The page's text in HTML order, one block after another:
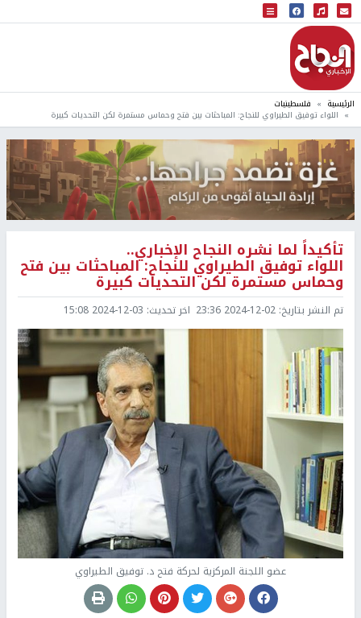
البث المباشر
إذاعة النجاح
الرئيسية فلسطينيات
اللواء توفيق الطيراوي للنجاح: المباحثات بين فتح وحماس مستمرة لكن التحديات كبيرة
تأكيداً لما نشره النجاح الإخباري..
اللواء توفيق الطيراوي للنجاح: المباحثات بين فتح
وحماس مستمرة لكن التحديات كبيرة
تم النشر بتاريخ: 2024-12-02 23:36 اخر تحديث: 2024-12-03 15:08
عضو اللجنة المركزية لحركة فتح د. توفيق الطيراوي